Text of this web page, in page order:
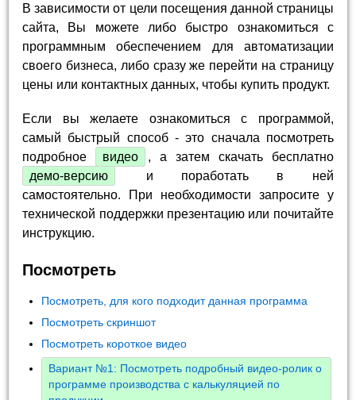
В зависимости от цели посещения данной страницы
сайта, Вы можете либо быстро ознакомиться с
программным обеспечением для автоматизации
своего бизнеса, либо сразу же перейти на страницу
цены или контактных данных, чтобы купить продукт.
Если вы желаете ознакомиться с программой,
самый быстрый способ - это сначала посмотреть
подробное
видео
, а затем скачать бесплатно
демо-версию
и поработать в ней
самостоятельно. При необходимости запросите у
технической поддержки презентацию или почитайте
инструкцию.
Посмотреть
Посмотреть, для кого подходит данная программа
Посмотреть скриншот
Посмотреть короткое видео
Вариант №1: Посмотреть подробный видео-ролик о
программе производства с калькуляцией по